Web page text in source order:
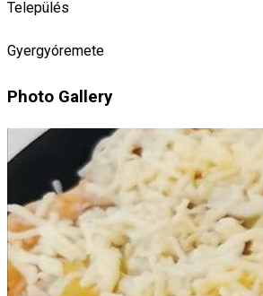
Település
Gyergyóremete
Photo Gallery